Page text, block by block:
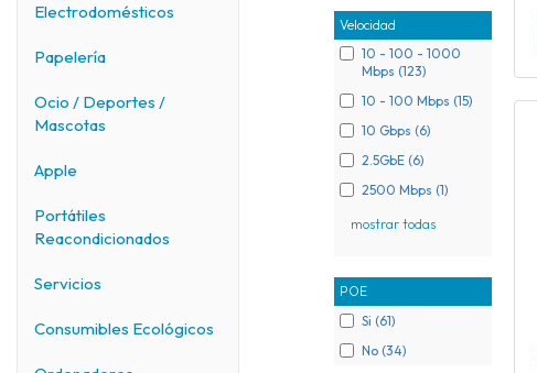
Electrodomésticos
Papelería
Ocio / Deportes /
Mascotas
Apple
Portátiles
Reacondicionados
Servicios
Consumibles Ecológicos
Velocidad
10 - 100 - 1000
Mbps (123)
10 - 100 Mbps (15)
10 Gbps (6)
2.5GbE (6)
2500 Mbps (1)
mostrar todas
POE
Si (61)
No (34)